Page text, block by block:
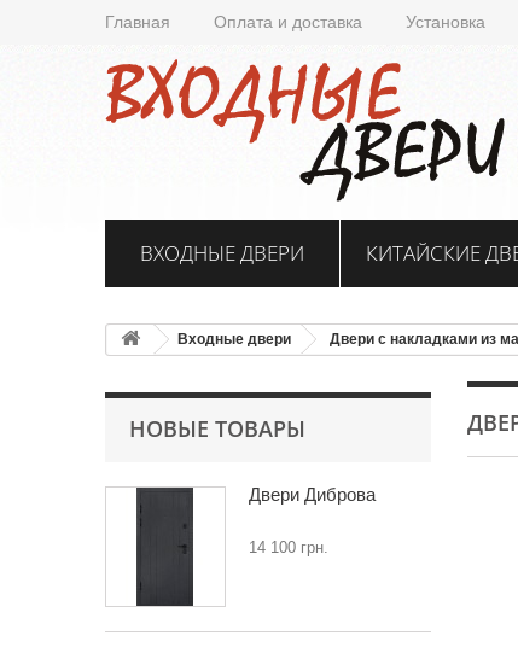
Главная Оплата и доставка Установка
ВХОДНЫЕ ДВЕРИ КИТАЙСКИЕ
Входные двери Двери с накладками из
НОВЫЕ ТОВАРЫ
Двери Диброва
14 100 грн.